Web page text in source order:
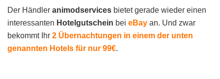
Der Händler animodservices bietet gerade wieder einen
interessanten Hotelgutschein bei eBay an. Und zwar
bekommt Ihr 2 Übernachtungen in einem der unten
genannten Hotels für nur 99€.